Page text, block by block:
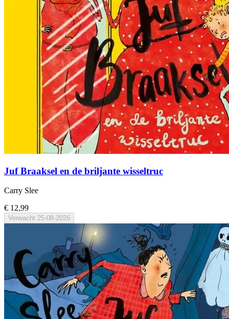
Juf Braaksel en de briljante wisseltruc
Carry Slee
€ 12,99
Verwacht 25-08-2026